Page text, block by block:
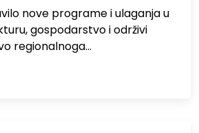
nove programe i ulaganja u
gospodarstvo i održivi
regionalnoga…